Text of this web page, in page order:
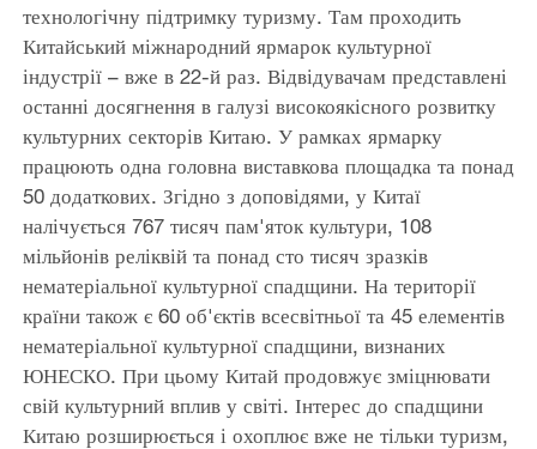
технологічну підтримку туризму. Там проходить
Китайський міжнародний ярмарок культурної
індустрії – вже в 22-й раз. Відвідувачам представлені
останні досягнення в галузі високоякісного розвитку
культурних секторів Китаю. У рамках ярмарку
працюють одна головна виставкова площадка та понад
50 додаткових. Згідно з доповідями, у Китаї
налічується 767 тисяч пам'яток культури, 108
мільйонів реліквій та понад сто тисяч зразків
нематеріальної культурної спадщини. На території
країни також є 60 об'єктів всесвітньої та 45 елементів
нематеріальної культурної спадщини, визнаних
ЮНЕСКО. При цьому Китай продовжує зміцнювати
свій культурний вплив у світі. Інтерес до спадщини
Китаю розширюється і охоплює вже не тільки туризм,